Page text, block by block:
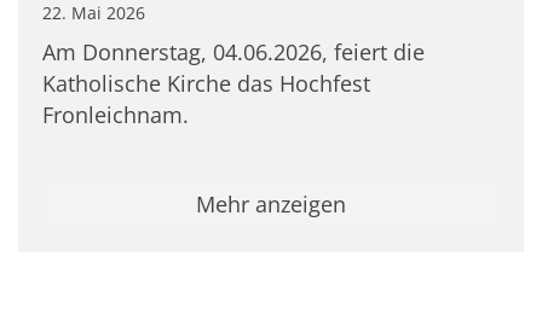
22. Mai 2026
Am Donnerstag, 04.06.2026, feiert die
Katholische Kirche das Hochfest
Fronleichnam.
Mehr anzeigen